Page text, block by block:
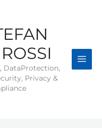
DataProtection,
Privacy &